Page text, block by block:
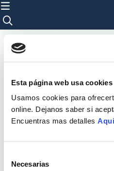
Esta página web usa cookies
Usamos cookies para
online. Dejanos saber si
Encuentras mas detalles Aqui
Necesarias